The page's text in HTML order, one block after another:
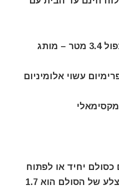
סולם אולטרה פרימיום כפול 3.4 מטר – מותג
עשוי אלומיניום
מקסימאלי
ל-3.4 מטרים כסולם יחיד או לפתוח
במצב A כאשר גובה כל צלע של הסולם הוא 1.7